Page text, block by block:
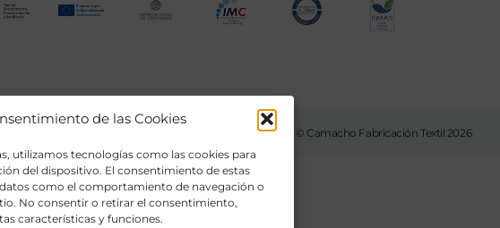
de las Cookies
utilizamos tecnologías como las cookies para
del dispositivo. El consentimiento de estas
como el comportamiento de navegación o
No consentir o retirar el consentimiento,
características y funciones.
© Camacho Fabricación Textil 2026